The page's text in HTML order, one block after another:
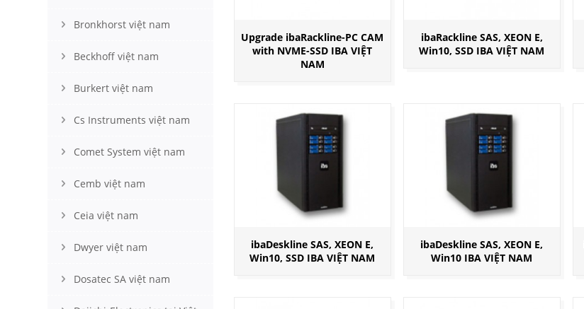
Bronkhorst việt nam
Beckhoff việt nam
Burkert việt nam
Cs Instruments việt nam
Comet System việt nam
Cemb việt nam
Ceia việt nam
Dwyer việt nam
Dosatec SA việt nam
Upgrade ibaRackline-PC CAM
with NVME-SSD IBA VIỆT
NAM
ibaRackline SAS, XEON E,
Win10, SSD IBA VIỆT NAM
ibaDeskline SAS, XEON E,
Win10, SSD IBA VIỆT NAM
ibaDeskline SAS, XEON E,
Win10 IBA VIỆT NAM